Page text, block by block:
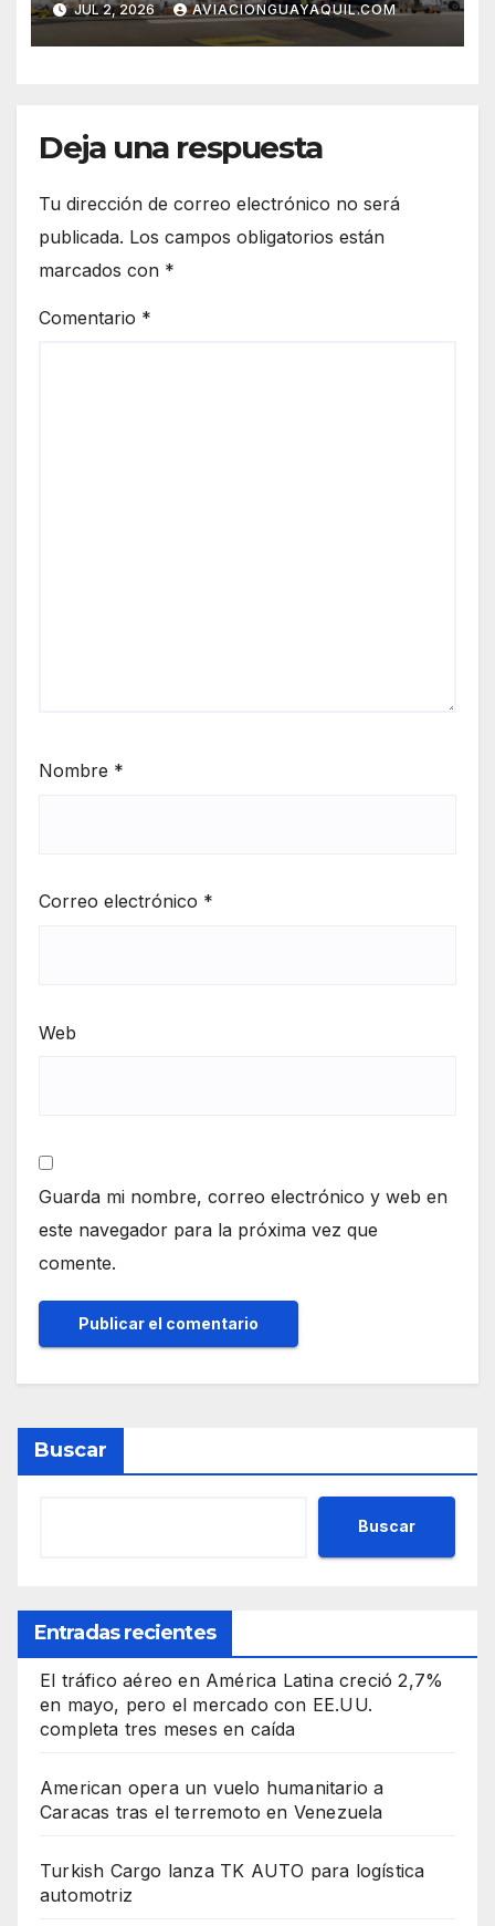
JUL 2, 2026 AVIACIONGUAYAQUIL.COM
Deja una respuesta
Tu dirección de correo electrónico no será
publicada. Los campos obligatorios están
marcados con *
Comentario *
Nombre *
Correo electrónico *
Web
Guarda mi nombre, correo electrónico y web en
este navegador para la próxima vez que
comente.
Buscar
Buscar
Entradas recientes
El tráfico aéreo en América Latina creció 2,7%
en mayo, pero el mercado con EE.UU.
completa tres meses en caída
American opera un vuelo humanitario a
Caracas tras el terremoto en Venezuela
Turkish Cargo lanza TK AUTO para logística
automotriz